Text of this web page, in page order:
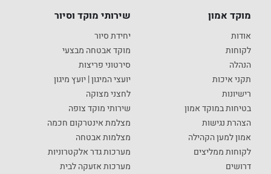
מוקד אמון
אודות
לקוחות
הנהלה
תקני איכות
רישיונות
בטיחות במוקד אמון
הצהרת נגישות
אמון למען הקהילה
לקוחות ממליצים
דרושים
שירותי מוקד וסיור
יחידת סיור
מוקד אבטחה מבצעי
סירטוני פריצות
יועצי המיגון | יועץ מיגון
לחצני מצוקה
שירותי מוקד צופה
מצלמת אינטרקום חכמה
מצלמות אבטחה
מערכות גדר אלקטרוניות
מערכות אזעקה לבית